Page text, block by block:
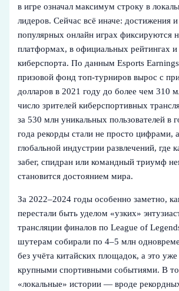
в игре означал максимум строку в
лидеров. Сейчас всё иначе: достижения
популярных онлайн играх фиксируются
платформах, в официальных рейтингах и
киберспорта. По данным Esports
призовой фонд топ‑турниров вырос с
долларов в 2021 году до более чем 310
число зрителей киберспортивных
за 530 млн уникальных пользователей в
года рекорды стали не просто цифрами,
глобальной индустрии развлечений,
забег, спидран или командный триумф
становится достоянием мира.
За 2022–2024 годы особенно заметно,
перестали быть уделом «узких»
трансляции финалов по League of
шутерам собирали по 4–5 млн
без учёта китайских площадок, а это
крупными спортивными событиями. В
«локальные» истории — вроде